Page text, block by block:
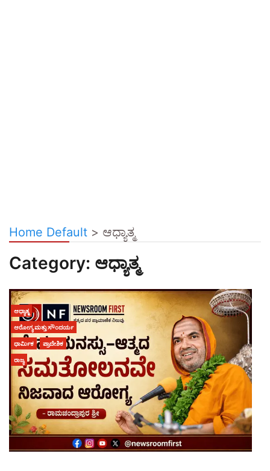
Home Default > ಆಧ್ಯಾತ್ಮ
Category: ಆಧ್ಯಾತ್ಮ
ಆಧ್ಯಾತ್ಮ
ಆರೋಗ್ಯ ಮತ್ತು ಸೌಂದರ್ಯ
ಧಾರ್ಮಿಕ ಪ್ರಾದೇಶಿಕ
ರಾಜ್ಯ